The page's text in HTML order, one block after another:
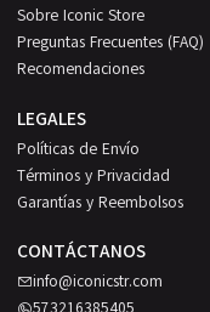
Sobre Iconic Store
Preguntas Frecuentes (FAQ)
Recomendaciones
LEGALES
Políticas de Envío
Términos y Privacidad
Garantías y Reembolsos
CONTÁCTANOS
info@iconicstr.com